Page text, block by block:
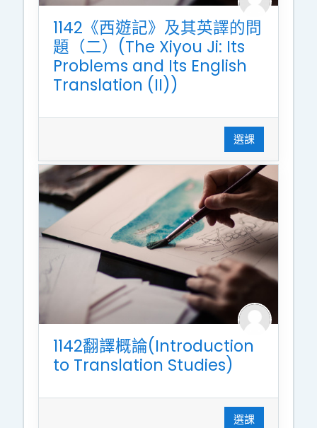
1142《西遊記》及其英譯的問
題（二）(The Xiyou Ji: Its
Problems and Its English
Translation (II))
選課
1142翻譯概論(Introduction
to Translation Studies)
選課